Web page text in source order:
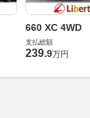
660 XC 4WD
支払総額
239.9万円